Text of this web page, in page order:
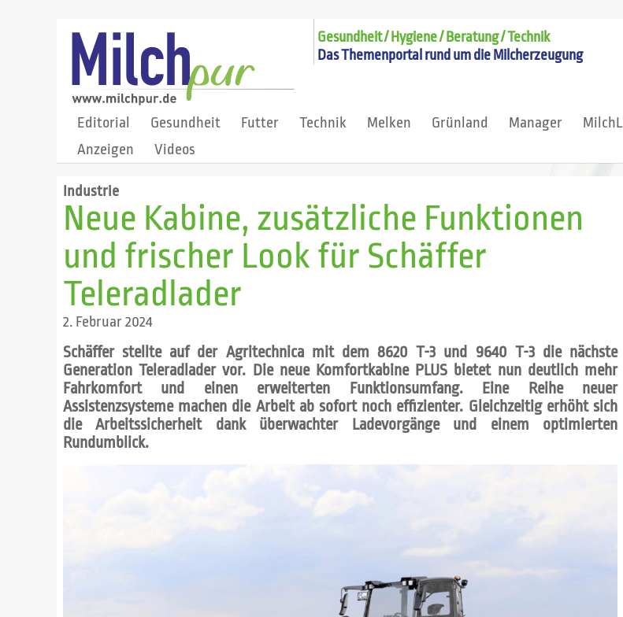
Gesundheit / Hygiene / Beratung / Technik
Das Themenportal rund um die Milcherzeugung
Editorial Gesundheit Futter Technik Melken Grünland Manager
Anzeigen
Videos
Industrie
Neue Kabine, zusätzliche Funktionen
und frischer Look für Schäffer
Teleradlader
2. Februar 2024
Schäffer stellte auf der Agritechnica mit dem 8620 T-3 und 9640 T-3 die nächste
Generation Teleradlader vor. Die neue Komfortkabine PLUS bietet nun deutlich mehr
Fahrkomfort und einen erweiterten Funktionsumfang. Eine Reihe neuer
Assistenzsysteme machen die Arbeit ab sofort noch effizienter. Gleichzeitig erhöht sich
die Arbeitssicherheit dank überwachter Ladevorgänge und einem optimierten
Rundumblick.